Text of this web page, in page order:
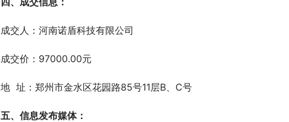
成交人：河南诺盾科技有限公司
成交价：97000.00元
地  址：郑州市金水区花园路85号11层B、C号
五、信息发布媒体：